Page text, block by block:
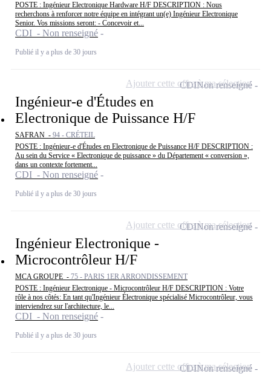
POSTE : Ingénieur Electronique Hardware H/F DESCRIPTION : Nous
recherchons à renforcer notre équipe en intégrant un(e) Ingénieur Electronique
Senior. Vos missions seront: - Concevoir et...
CDI - Non renseigné
Publié il y a plus de 30 jours
Ingénieur-e d'Études en
Electronique de Puissance H/F
SAFRAN - 94 - CRÉTEIL
POSTE : Ingénieur-e d'Études en Electronique de Puissance H/F DESCRIPTION :
Au sein du Service « Electronique de puissance » du Département « conversion »,
dans un contexte fortement...
CDI - Non renseigné
Publié il y a plus de 30 jours
CDINon renseigné
Ajouter cette offre à ma sélection
Ingénieur Electronique -
Microcontrôleur H/F
MCA GROUPE - 75 - PARIS 1ER ARRONDISSEMENT
POSTE : Ingénieur Electronique - Microcontrôleur H/F DESCRIPTION : Votre
rôle à nos côtés: En tant qu'Ingénieur Électronique spécialisé Microcontrôleur, vous
interviendrez sur l'architecture, le...
CDI - Non renseigné
Publié il y a plus de 30 jours
CDINon renseigné
Ajouter cette offre à ma sélection
CDINon renseigné
Ajouter cette offre à ma sélection